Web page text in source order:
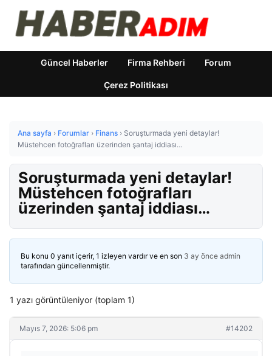
Güncel Haberler Firma Rehberi Forum
Çerez Politikası
Ana sayfa › Forumlar › Finans › Soruşturmada yeni detaylar!
Müstehcen fotoğrafları üzerinden şantaj iddiası…
Soruşturmada yeni detaylar!
Müstehcen fotoğrafları
üzerinden şantaj iddiası…
Bu konu 0 yanıt içerir, 1 izleyen vardır ve en son 3 ay önce admin
tarafından güncellenmiştir.
1 yazı görüntüleniyor (toplam 1)
Mayıs 7, 2026: 5:06 pm #14202